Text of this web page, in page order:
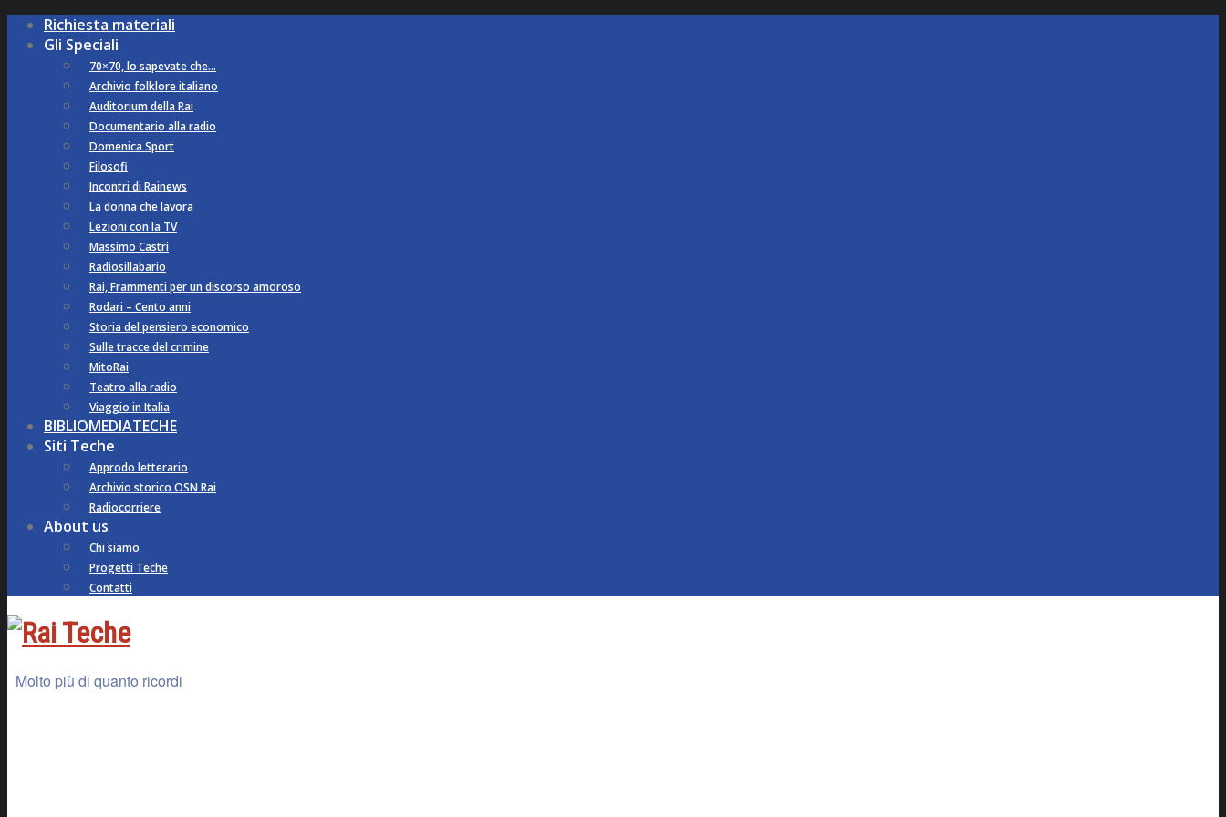
Richiesta materiali
Gli Speciali
70×70, lo sapevate che…
Archivio folklore italiano
Auditorium della Rai
Documentario alla radio
Domenica Sport
Filosofi
Incontri di Rainews
La donna che lavora
Lezioni con la TV
Massimo Castri
Radiosillabario
Rai, Frammenti per un discorso amoroso
Rodari – Cento anni
Storia del pensiero economico
Sulle tracce del crimine
MitoRai
Teatro alla radio
Viaggio in Italia
BIBLIOMEDIATECHE
Siti Teche
Approdo letterario
Archivio storico OSN Rai
Radiocorriere
About us
Chi siamo
Progetti Teche
Contatti
Molto più di quanto ricordi